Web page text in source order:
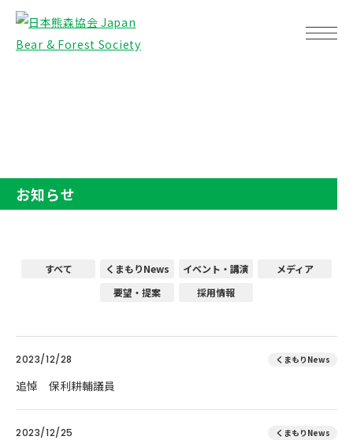
お知らせ
すべて くまもりNews イベント・講演
メディア
要望・提案
採用情報
2023/12/28 くまもりNews
追悼 保利耕輔議員
2023/12/25 くまもりNews